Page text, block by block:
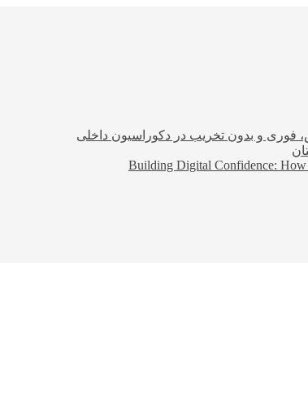
فوری و بدون تخریب در دکوراسیون داخلی
Building Digital Confidence: How